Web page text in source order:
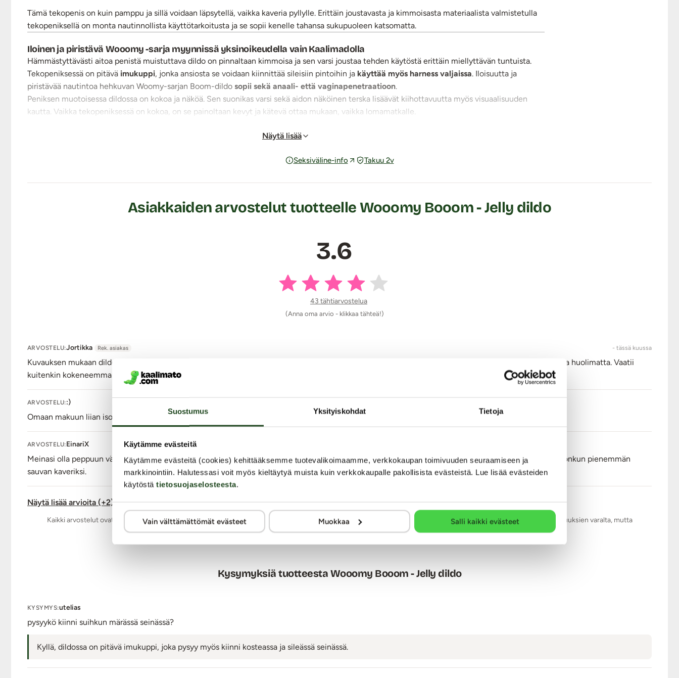
Suostumus Yksityiskohdat Tietoja
Käytämme evästeitä
Käytämme evästeitä (cookies) kehittääksemme tuotevalikoimaamme, verkkokaupan toimivuuden seuraamiseen ja
markkinointiin. Halutessasi voit myös kieltäytyä muista kuin verkkokaupalle pakollisista evästeistä. Lue lisää evästeiden
käytöstä tietosuojaselosteesta.
Vain välttämättömät evästeet Muokkaa Salli kaikki evästeet
Tämä tekopenis on kuin pamppu ja sillä voidaan läpsytellä, vaikka kaveria pyllylle. Erittäin joustavasta ja kimmoisasta materiaalista valmistetulla
tekopeniksellä on monta nautinnollista käyttötarkoitusta ja se sopii kenelle tahansa sukupuoleen katsomatta.
Iloinen ja piristävä Wooomy -sarja myynnissä yksinoikeudella vain Kaalimadolla
Hämmästyttävästi aitoa penistä muistuttava dildo on pinnaltaan kimmoisa ja sen varsi joustaa tehden käytöstä erittäin miellyttävän tuntuista.
Tekopeniksessä on pitävä imukuppi, jonka ansiosta se voidaan kiinnittää sileisiin pintoihin ja käyttää myös harness valjaissa. Iloisuutta ja
piristävää nautintoa hehkuvan Woomy-sarjan Boom-dildo sopii sekä anaali- että vaginapenetraatioon.
Peniksen muotoisessa dildossa on kokoa ja näköä. Sen suonikas varsi sekä aidon näköinen terska lisäävät kiihottavuutta myös visuaalisuuden
kautta. Vaikka tekopeniksessä on kokoa, on se painoltaan kevyt ja kätevä ottaa mukaan, vaikka lomamatkalle.
Pese tuote miedolla saippuavedellä ja desinfioi tarvittaessa erotiikkavälineille tarkoitetulla puhdistusaineella.
Tuotteen kokopituus: 20 cm
Varren halkaisija: max. 4,3 cm
Näytä lisää
Seksiväline-info Takuu 2v
Asiakkaiden arvostelut tuotteelle Wooomy Booom - Jelly dildo
3.6
43 tähtiarvostelua
(Anna oma arvio - klikkaa tähteä!)
ARVOSTELU:Jortikka Rek. asiakas - tässä kuussa
Kuvauksen mukaan dildolla on huomattavasti kokoa, mutta materiaali tekee siitä kuitenkin helppokäyttöisen. Extra liukas pinta helpottaa käyttöä koosta huolimatta. Vaatii
kuitenkin kokeneemman käyttäjän kouluttajakseen, jotta pääsee loistamaan koko komeudellaan!
ARVOSTELU::)
Omaan makuun liian iso, mutta muuten todella hyvä.
ARVOSTELU:EinariX
Meinasi olla peppuun vähän liiankin iso kun on tullut pidettyä pidempi tauko lelujen käytöstä. Todella hyvä tuote mutta suosittelen hankkimaan myös jonkun pienemmän
sauvan kaveriksi.
Näytä lisää arvioita (+2)
Kaikki arvostelut ovat aitoja ja oikeiden asiakkaiden antamia. Arviointi tapahtuu nimimerkillä yksityisyyden suojaamiseksi. Kaalimato.com tarkistaa kaikki arviot asiattomuuksien varalta, mutta
muuten kaikki julkaistaan sellaisenaan.
Kysymyksiä tuotteesta Wooomy Booom - Jelly dildo
KYSYMYS:utelias
pysyykö kiinni suihkun märässä seinässä?
Kyllä, dildossa on pitävä imukuppi, joka pysyy myös kiinni kosteassa ja sileässä seinässä.